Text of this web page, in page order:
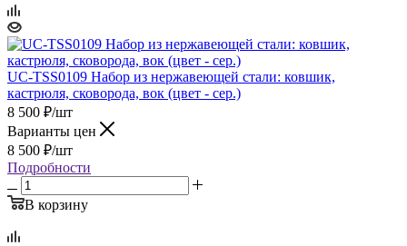
UC-TSS0109 Набор из нержавеющей стали: ковшик,
кастрюля, сковорода, вок (цвет - сер.)
8 500 ₽/шт
Варианты цен
8 500 ₽/шт
Подробности
В корзину